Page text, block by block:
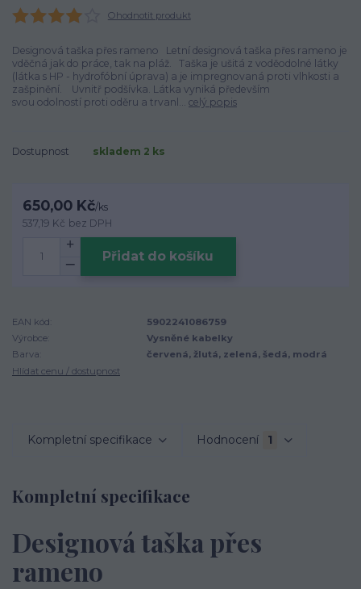
Ohodnotit produkt
Designová taška přes rameno Letní designová taška přes rameno je
vděčná jak do práce, tak na pláž. Taška je ušitá z voděodolné látky
(látka s HP - hydrofóbní úprava) a je impregnovaná proti vlhkosti a
zašpinění. Uvnitř podšívka. Látka vyniká především
svou odolností proti oděru a trvanl... celý popis
Dostupnost skladem 2 ks
650,00 Kč/ks
537,19 Kč bez DPH
Přidat do košíku
EAN kód:
5902241086759
Výrobce:
Vysněné kabelky
Barva:
červená, žlutá, zelená, šedá, modrá
Hlídat cenu / dostupnost
Kompletní specifikace Hodnocení 1
Kompletní specifikace
Designová taška přes
rameno